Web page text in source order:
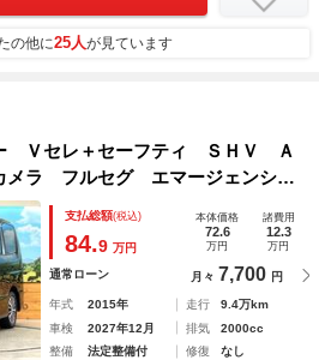
の他に25人が見ています
Ｖセレ＋セーフティ ＳＨＶ Ａ
ラ フルセグ エマージェンシー
ール コーナーセンサー 両側電
ッド オートライト 純正１６イン
ン スマートキ
支払総額(税込)
84.9 万円
本体価格
72.6
万円
諸費用
12.3
万円
通常ローン 月々 7,700 円
年式 2015年 走行
9.4万km
車検
2027年12月 排気
2000cc
整備
法定整備付 修復
なし